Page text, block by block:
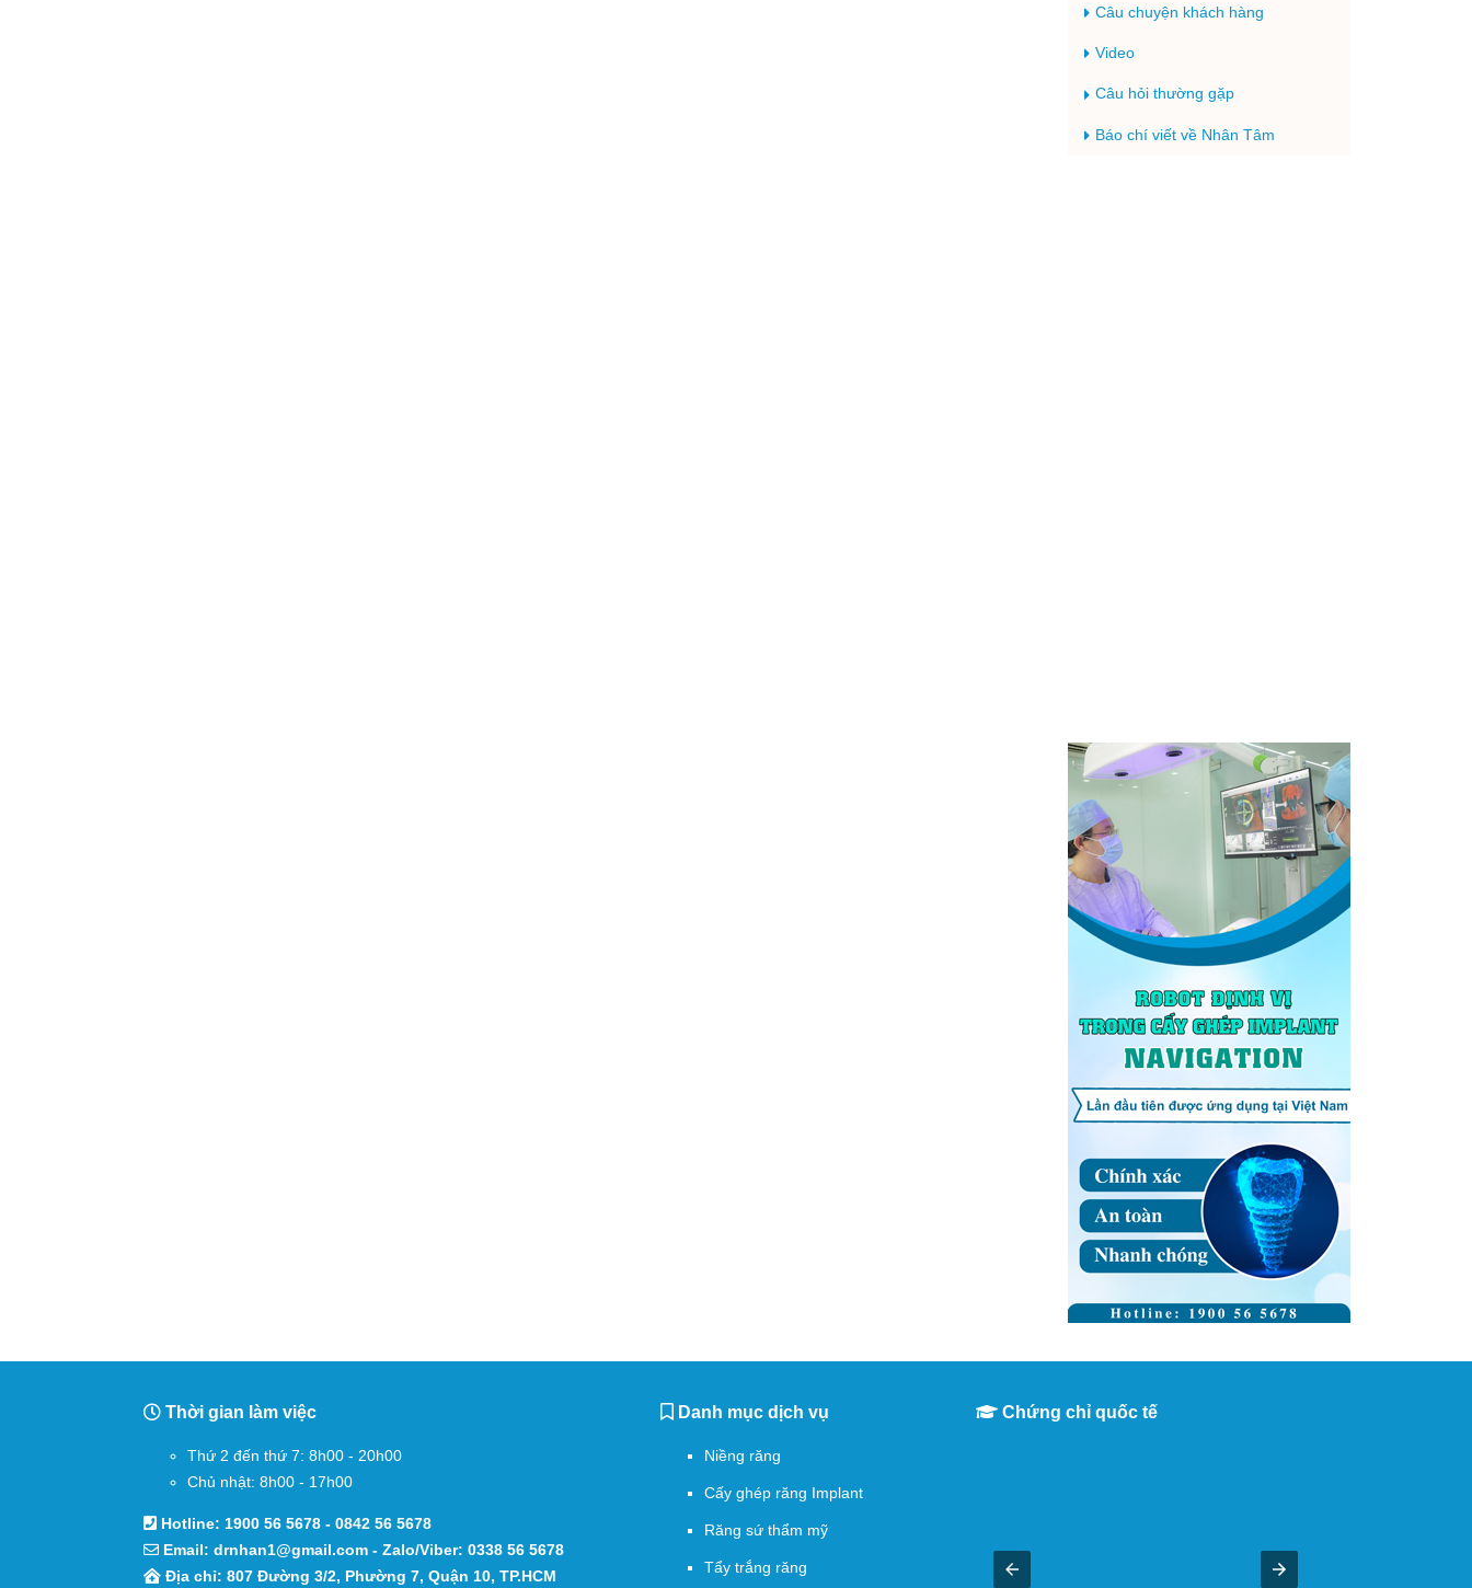
Câu chuyện khách hàng
Video
Câu hỏi thường gặp
Báo chí viết về Nhân Tâm
Thời gian làm việc
Thứ 2 đến thứ 7: 8h00 - 20h00
Chủ nhật: 8h00 - 17h00
Hotline: 1900 56 5678 - 0842 56 5678
Email: drnhan1@gmail.com - Zalo/Viber: 0338 56 5678
Địa chỉ: 807 Đường 3/2, Phường 7, Quận 10, TP.HCM
Danh mục dịch vụ
Niềng răng
Cấy ghép răng Implant
Răng sứ thẩm mỹ
Tẩy trắng răng
Chứng chỉ quốc tế